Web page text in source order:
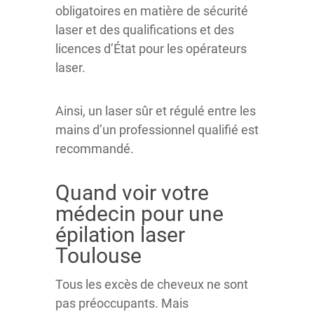
obligatoires en matière de sécurité
laser et des qualifications et des
licences d’État pour les opérateurs
laser.
Ainsi, un laser sûr et régulé entre les
mains d’un professionnel qualifié est
recommandé.
Quand voir votre
médecin pour une
épilation laser
Toulouse
Tous les excès de cheveux ne sont
pas préoccupants. Mais